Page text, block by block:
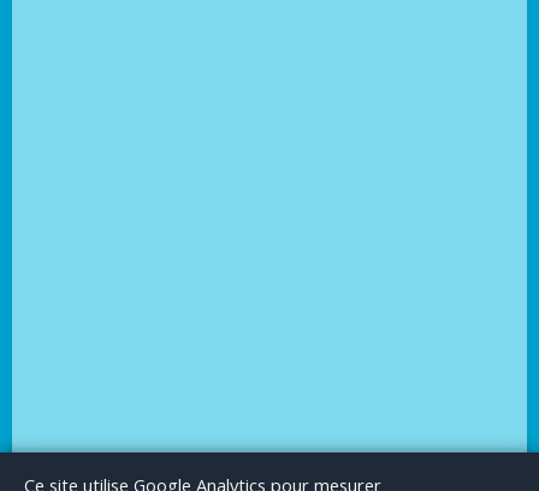
Le BlogPublicité Articles invitésMentions Légales
Ce site utilise Google Analytics pour mesurer